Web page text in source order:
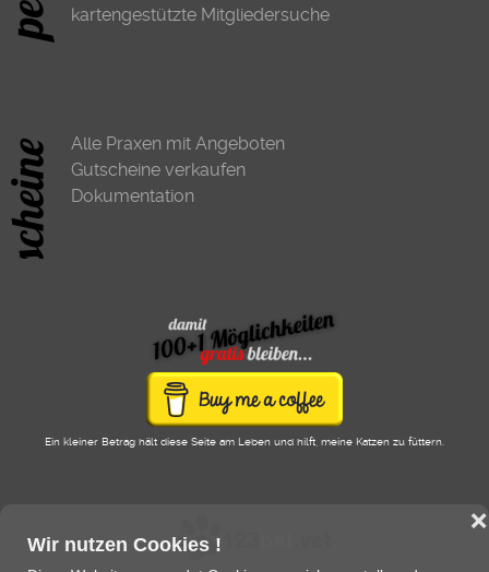
Wir nutzen Cookies !
❌
kartengestützte Mitgliedersuche
Alle Praxen mit Angeboten
Gutscheine verkaufen
Dokumentation
Ein kleiner Betrag hält diese Seite am Leben und hilft, meine Katzen zu füttern.